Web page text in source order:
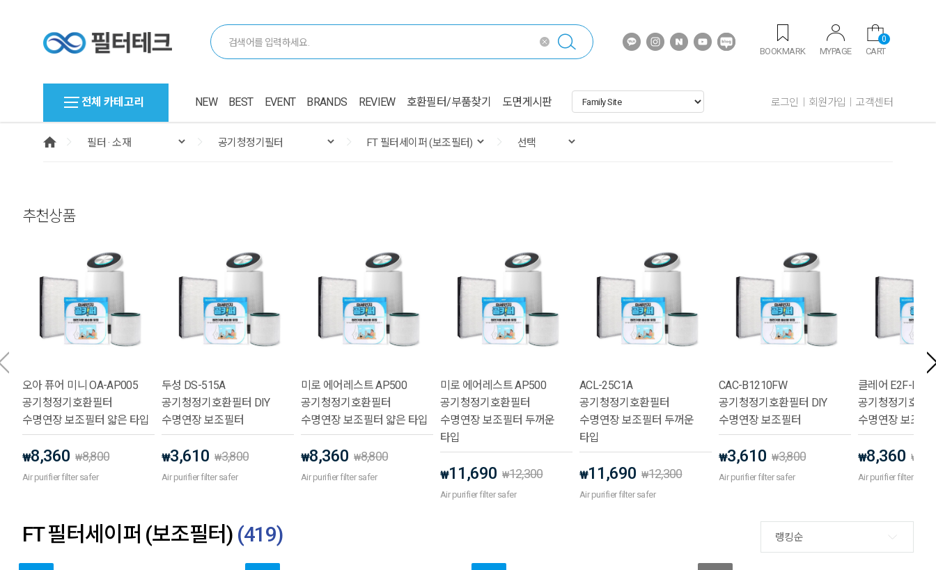
BOOKMARK MYPAGE CART
0
전체 카테고리 NEW BEST EVENT BRANDS REVIEW 호환필터/부품찾기 도면게시판 로그인 회원가입 고객센터
추천상품
오아 퓨어 미니 OA-AP005
공기청정기호환필터
수명연장 보조필터 얇은 타입
₩8,360 ₩8,800
Air purifier filter safer
두성 DS-515A
공기청정기호환필터 DIY
수명연장 보조필터
₩3,610 ₩3,800
Air purifier filter safer
미로 에어레스트 AP500
공기청정기호환필터
수명연장 보조필터 얇은 타입
₩8,360 ₩8,800
Air purifier filter safer
미로 에어레스트 AP500
공기청정기호환필터
수명연장 보조필터 두꺼운
타입
₩11,690 ₩12,300
Air purifier filter safer
ACL-25C1A
공기청정기호환필터
수명연장 보조필터 두꺼운
타입
₩11,690 ₩12,300
Air purifier filter safer
CAC-B1210FW
공기청정기호환필터 DIY
수명연장 보조필터
₩3,610 ₩3,800
Air purifier filter safer
클레어 E2F-
공기청정기호환
수명연장 보조필
₩8,360 ₩
Air purifier filter safer
FT 필터세이퍼 (보조필터) (419) 랭킹순